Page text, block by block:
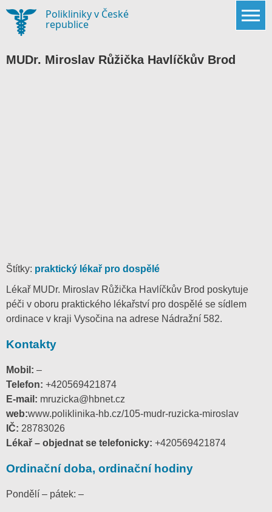
content
Polikliniky v České
republice
MUDr. Miroslav Růžička Havlíčkův Brod
Štítky: praktický lékař pro dospělé
Lékař MUDr. Miroslav Růžička Havlíčkův Brod poskytuje
péči v oboru praktického lékařství pro dospělé se sídlem
ordinace v kraji Vysočina na adrese Nádražní 582.
Kontakty
Mobil: –
Telefon: +420569421874
E-mail: mruzicka@hbnet.cz
web:www.poliklinika-hb.cz/105-mudr-ruzicka-miroslav
IČ: 28783026
Lékař – objednat se telefonicky: +420569421874
Ordinační doba, ordinační hodiny
Pondělí – pátek: –